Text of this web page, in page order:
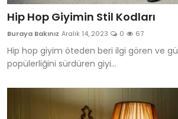
Hip Hop Giyimin Stil Kodları
Buraya Bakınız Aralık 14, 2023 0 67
Hip hop giyim öteden beri ilgi gören ve
popülerliğini sürdüren giyi...